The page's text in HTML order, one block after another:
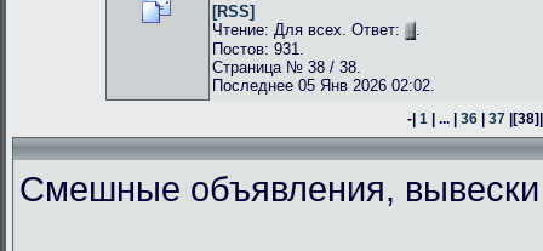
[RSS]
Чтение: Для всех. Ответ:
.
Постов: 931.
Страница № 38 / 38.
Последнее 05 Янв 2026 02:02.
-| 1 | ... | 36 | 37 |[38]
Смешные объявления,